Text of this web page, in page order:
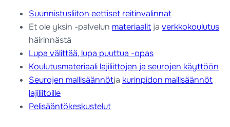
Suunnistusliiton eettiset reitinvalinnat
Et ole yksin -palvelun materiaalit javerkkokoulutus
häirinnästä
Lupa välittää, lupa puuttua -opas
Koulutusmateriaali lajiliittojen ja seurojen käyttöön
Seurojen mallisäännötja kurinpidon mallisäännöt
lajiliitoille
Pelisääntökeskustelut